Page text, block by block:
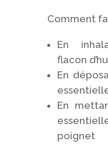
Comment
En
flacon
En
En
poignet